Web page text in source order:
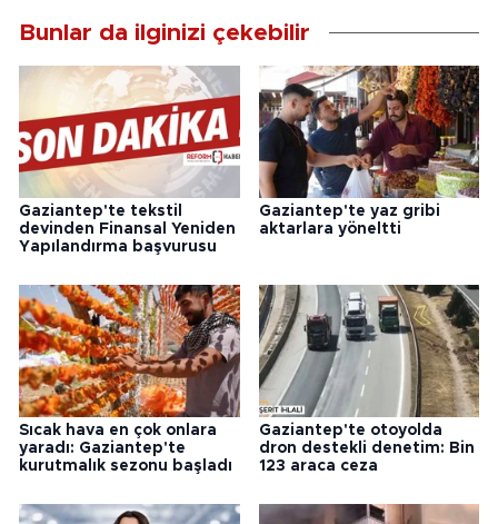
Bunlar da ilginizi çekebilir
Gaziantep'te tekstil
devinden Finansal Yeniden
Yapılandırma başvurusu
Gaziantep'te yaz gribi
aktarlara yöneltti
Sıcak hava en çok onlara
yaradı: Gaziantep'te
kurutmalık sezonu başladı
Gaziantep'te otoyolda
dron destekli denetim: Bin
123 araca ceza